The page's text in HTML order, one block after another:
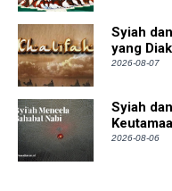
Syiah
yang
2026-08-07
Syiah
2026-08-06